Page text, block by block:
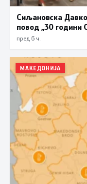
Сиљановска
повод „30 години
пред 6 ч.
МАКЕДОНИЈА